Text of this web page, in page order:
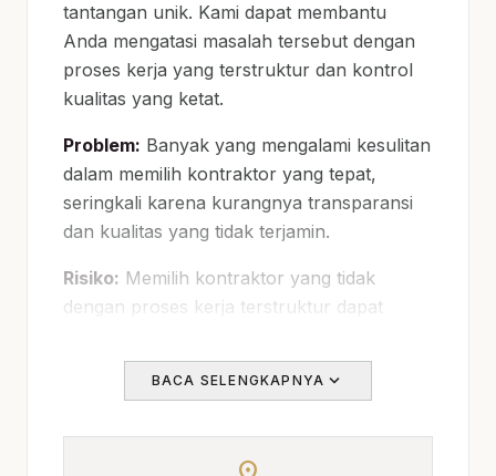
tantangan unik. Kami dapat membantu
Anda mengatasi masalah tersebut dengan
proses kerja yang terstruktur dan kontrol
kualitas yang ketat.
Problem: Banyak yang mengalami kesulitan
dalam memilih kontraktor yang tepat,
seringkali karena kurangnya transparansi
dan kualitas yang tidak terjamin.
Risiko: Memilih kontraktor yang tidak
dengan proses kerja terstruktur dapat
keterlambatan proyek. Jika kebutuhan
BACA SELENGKAPNYA expand_more